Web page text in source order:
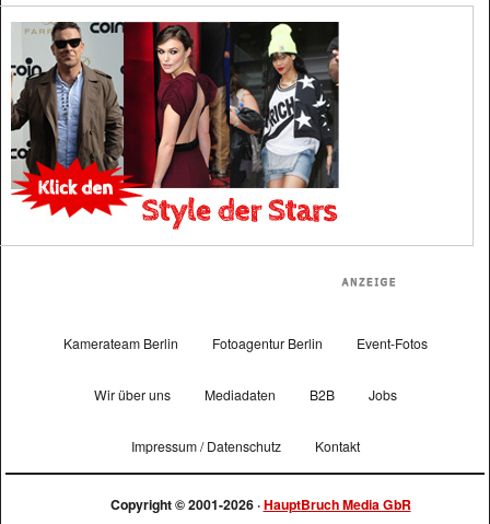
Kamerateam Berlin Fotoagentur Berlin Event-Fotos
Wir über uns Mediadaten B2B Jobs
Impressum / Datenschutz Kontakt
Copyright © 2001-2026 ·HauptBruch Media GbR